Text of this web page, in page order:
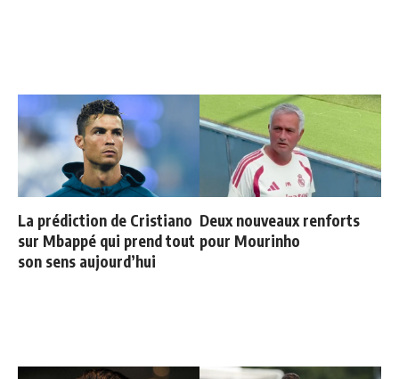
La prédiction de Cristiano
sur Mbappé qui prend tout
son sens aujourd’hui
Deux nouveaux renforts
pour Mourinho